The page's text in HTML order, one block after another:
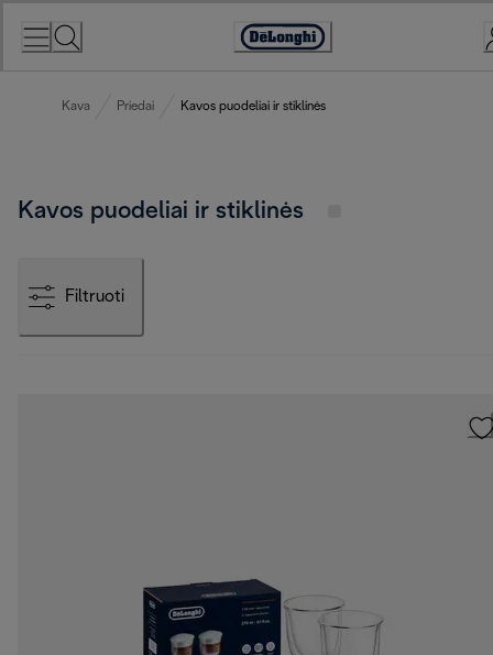
Accessibility
Kava Priedai Kavos puodeliai ir stiklinės
Kavos puodeliai ir stiklinės
Filtruoti